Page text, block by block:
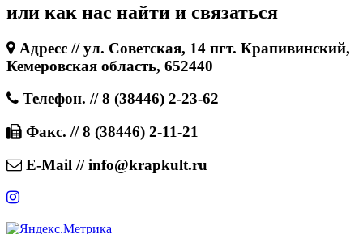
или как нас найти и связаться
Адресс // ул. Советская, 14 пгт. Крапивинский,
Кемеровская область, 652440
Телефон. // 8 (38446) 2-23-62
Факс. // 8 (38446) 2-11-21
E-Mail // info@krapkult.ru